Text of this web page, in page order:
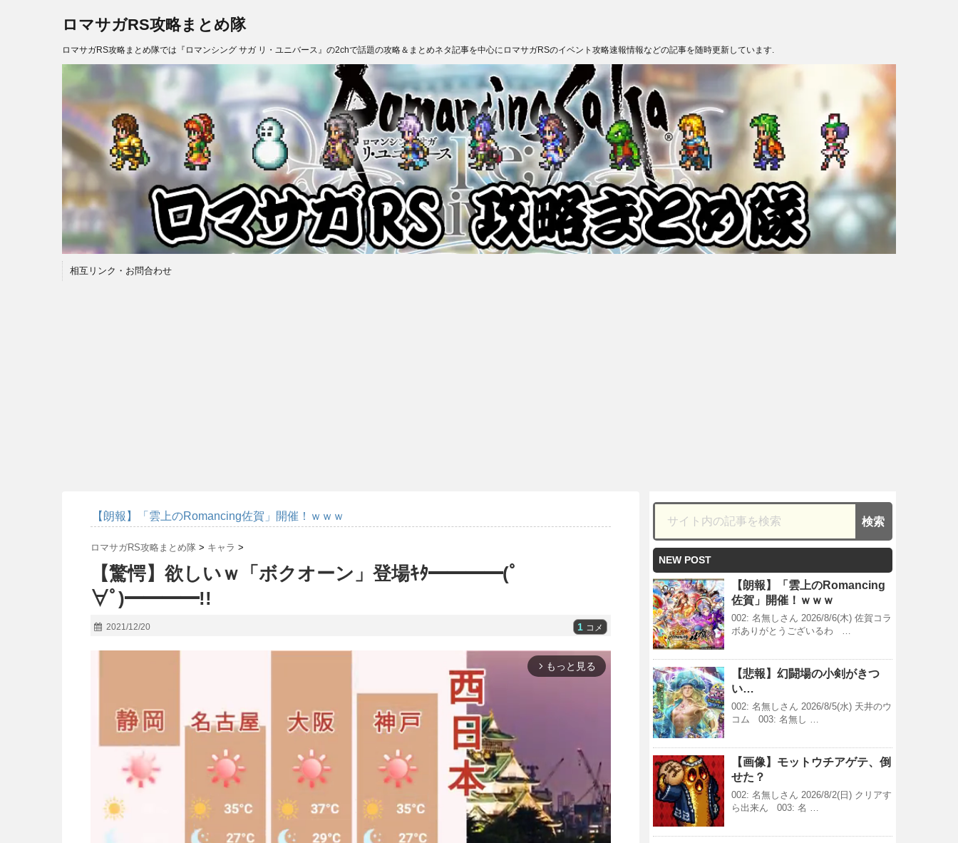
ロマサガRS攻略まとめ隊
ロマサガRS攻略まとめ隊では『ロマンシング サガ リ・ユニバース』の2chで話題の攻略＆まとめネタ記事を中心にロマサガRSのイベント攻略速報情報などの記事を随時更新しています.
相互リンク・お問合わせ
【朗報】「雲上のRomancing佐賀」開催！ｗｗｗ
ロマサガRS攻略まとめ隊 > キャラ >
【驚愕】欲しいｗ「ボクオーン」登場ｷﾀ━━━━(ﾟ
∀ﾟ)━━━━!!
2021/12/20 1 コメ
arrow_forward_ios もっと見る
NEW POST
【朗報】「雲上のRomancing
佐賀」開催！ｗｗｗ
002: 名無しさん 2026/8/6(木) 佐賀コラ
ボありがとうございるわ …
【悲報】幻闘場の小剣がきつ
い…
002: 名無しさん 2026/8/5(水) 天井のウ
コム 003: 名無し …
【画像】モットウチアゲテ、倒
せた？
002: 名無しさん 2026/8/2(日) クリアす
ら出来ん 003: 名 …